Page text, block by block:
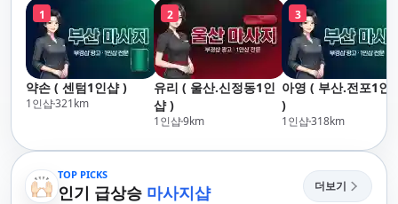
청,양정,초량,사직,온
천,미남,만덕,괴정,학
장,금사,서동,반여,반
송,명륜,남천,대연,문
현,부전,개금,가야,주
례,괘법,학장,강서,신
호,서구,암남
1
약손 ( 센텀1인샵 )
1인샵321km
2
유리 ( 울산.신정동1인
샵 )
1인샵9km
3
아영 ( 부산.전포1인
)
1인샵318km
TOP PICKS
인기 급상승 마사지샵 더보기